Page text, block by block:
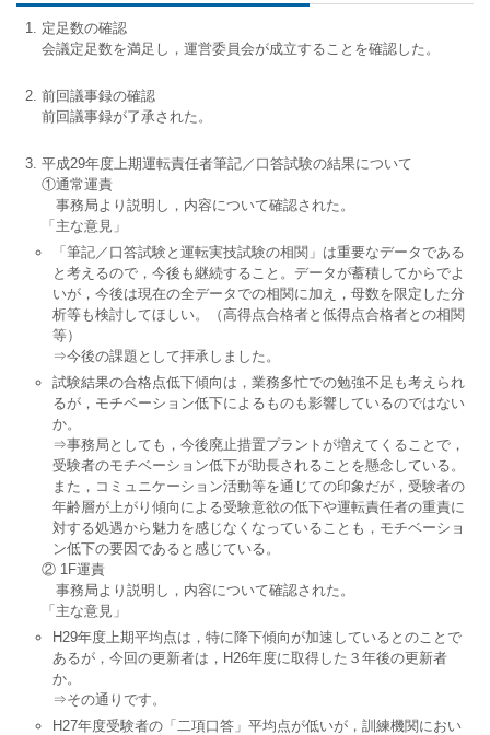
定足数の確認
会議定足数を満足し，運営委員会が成立することを確認した。
前回議事録の確認
前回議事録が了承された。
平成29年度上期運転責任者筆記／口答試験の結果について
①通常運責
事務局より説明し，内容について確認された。
「主な意見」
「筆記／口答試験と運転実技試験の相関」は重要なデータである
と考えるので，今後も継続すること。データが蓄積してからでよ
いが，今後は現在の全データでの相関に加え，母数を限定した分
析等も検討してほしい。（高得点合格者と低得点合格者との相関
等）
⇒今後の課題として拝承しました。
試験結果の合格点低下傾向は，業務多忙での勉強不足も考えられ
るが，モチベーション低下によるものも影響しているのではない
か。
⇒事務局としても，今後廃止措置プラントが増えてくることで，
受験者のモチベーション低下が助長されることを懸念している。
また，コミュニケーション活動等を通じての印象だが，受験者の
年齢層が上がり傾向による受験意欲の低下や運転責任者の重責に
対する処遇から魅力を感じなくなっていることも，モチベーショ
ン低下の要因であると感じている。
② 1F運責
事務局より説明し，内容について確認された。
「主な意見」
H29年度上期平均点は，特に降下傾向が加速しているとのことで
あるが，今回の更新者は，H26年度に取得した３年後の更新者
か。
⇒その通りです。
H27年度受験者の「二項口答」平均点が低いが，訓練機関におい